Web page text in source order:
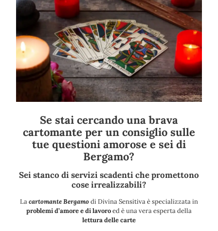
Se stai cercando una brava
cartomante per un consiglio sulle
tue questioni amorose e sei di
Bergamo?
Sei stanco di servizi scadenti che promettono
cose irrealizzabili?
Lacartomante Bergamodi Divina Sensitiva è specializzata in
problemi d’amore e di lavoroed è una vera esperta della
lettura delle carte